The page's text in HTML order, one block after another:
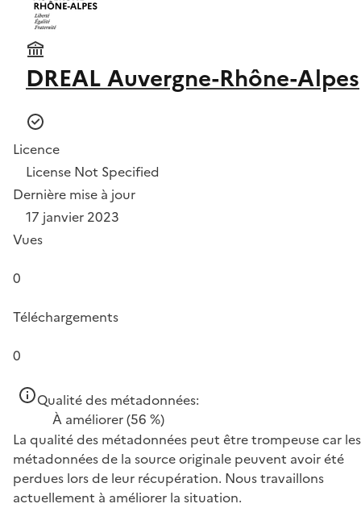
DREAL Auvergne-Rhône-Alpes
Licence
License Not Specified
Dernière mise à jour
17 janvier 2023
Vues
0
Téléchargements
0
Qualité des métadonnées:
À améliorer(56 %)
La qualité des métadonnées peut être trompeuse car les
métadonnées de la source originale peuvent avoir été
perdues lors de leur récupération. Nous travaillons
actuellement à améliorer la situation.